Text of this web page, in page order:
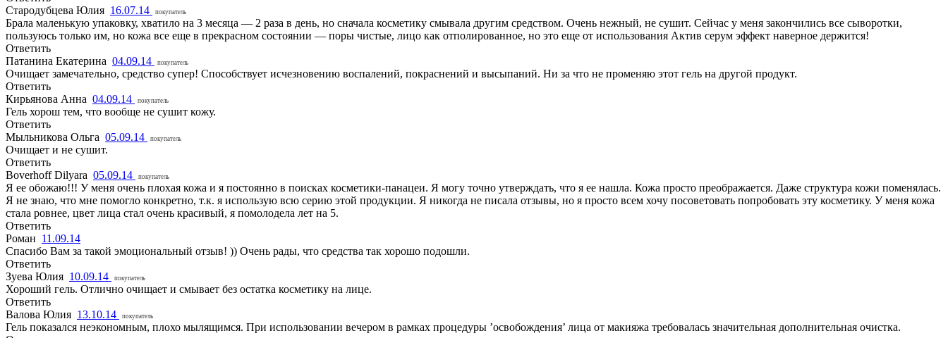
Стародубцева Юлия 16.07.14 покупатель
Брала маленькую упаковку, хватило на 3 месяца — 2 раза в день, но сначала косметику смывала другим средством. Очень нежный, не сушит. Сейчас у меня закончились все сыворотки,
пользуюсь только им, но кожа все еще в прекрасном состоянии — поры чистые, лицо как отполированное, но это еще от использования Актив серум эффект наверное держится!
Ответить
Патанина Екатерина 04.09.14 покупатель
Очищает замечательно, средство супер! Способствует исчезновению воспалений, покраснений и высыпаний. Ни за что не променяю этот гель на другой продукт.
Ответить
Кирьянова Анна 04.09.14 покупатель
Гель хорош тем, что вообще не сушит кожу.
Ответить
Мыльникова Ольга 05.09.14 покупатель
Очищает и не сушит.
Ответить
Boverhoff Dilyara 05.09.14 покупатель
Я ее обожаю!!! У меня очень плохая кожа и я постоянно в поисках косметики-панацеи. Я могу точно утверждать, что я ее нашла. Кожа просто преображается. Даже структура кожи поменялась.
Я не знаю, что мне помогло конкретно, т.к. я использую всю серию этой продукции. Я никогда не писала отзывы, но я просто всем хочу посоветовать попробовать эту косметику. У меня кожа
стала ровнее, цвет лица стал очень красивый, я помолодела лет на 5.
Ответить
Роман 11.09.14
Спасибо Вам за такой эмоциональный отзыв! )) Очень рады, что средства так хорошо подошли.
Ответить
Зуева Юлия 10.09.14 покупатель
Хороший гель. Отлично очищает и смывает без остатка косметику на лице.
Ответить
Валова Юлия 13.10.14 покупатель
Гель показался неэкономным, плохо мылящимся. При использовании вечером в рамках процедуры ’освобождения’ лица от макияжа требовалась значительная дополнительная очистка.